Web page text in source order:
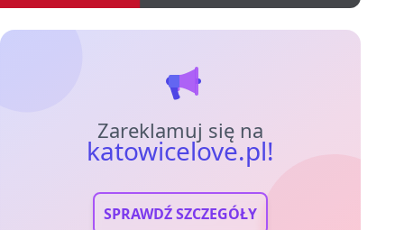
Zareklamuj się na
katowicelove.pl!
SPRAWDŹ SZCZEGÓŁY